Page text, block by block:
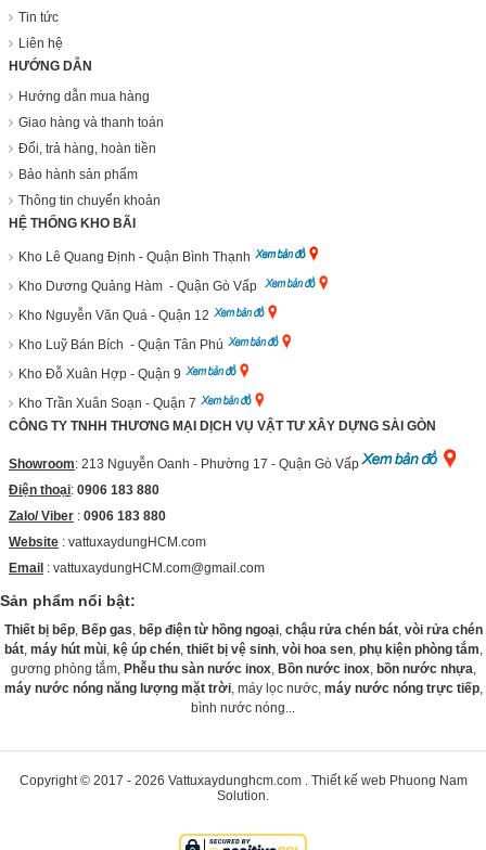
Tin tức
Liên hệ
HƯỚNG DẪN
Hướng dẫn mua hàng
Giao hàng và thanh toán
Đổi, trả hàng, hoàn tiền
Bảo hành sản phẩm
Thông tin chuyển khoản
HỆ THỐNG KHO BÃI
Kho Lê Quang Định - Quận Bình Thạnh
Kho Dương Quảng Hàm - Quận Gò Vấp
Kho Nguyễn Văn Quá - Quận 12
Kho Luỹ Bán Bích - Quận Tân Phú
Kho Đỗ Xuân Hợp - Quận 9
Kho Trần Xuân Soạn - Quận 7
CÔNG TY TNHH THƯƠNG MẠI DỊCH VỤ VẬT TƯ XÂY DỰNG SÀI GÒN
Showroom: 213 Nguyễn Oanh - Phường 17 - Quận Gò Vấp
Điện thoại: 0906 183 880
Zalo/ Viber : 0906 183 880
Website : vattuxaydungHCM.com
Email : vattuxaydungHCM.com@gmail.com
Sản phẩm nổi bật:
Thiết bị bếp, Bếp gas, bếp điện từ hồng ngoại, chậu rửa chén bát, vòi rửa chén
bát, máy hút mùi, kệ úp chén, thiết bị vệ sinh, vòi hoa sen, phụ kiện phòng tắm,
gương phòng tắm, Phễu thu sàn nước inox, Bồn nước inox, bồn nước nhựa,
máy nước nóng năng lượng mặt trời, máy lọc nước, máy nước nóng trực tiếp,
bình nước nóng...
Copyright © 2017 - 2026 Vattuxaydunghcm.com. Thiết kế web Phuong Nam
Solution.